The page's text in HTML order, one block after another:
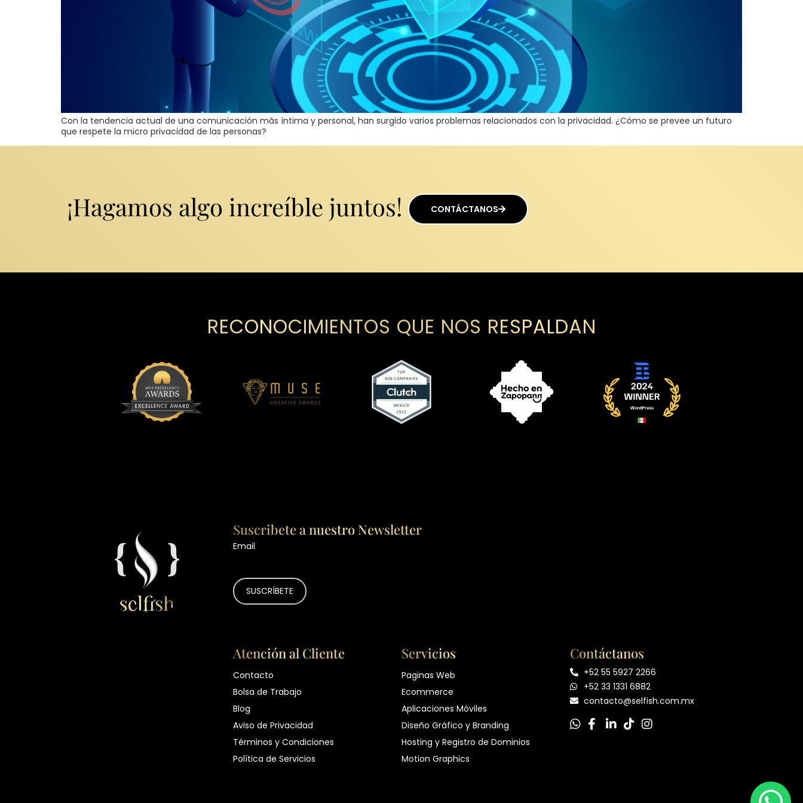
Con la tendencia actual de una comunicación más íntima y personal, han surgido varios problemas relacionados con la privacidad. ¿Cómo se prevee un futuro
que respete la micro privacidad de las personas?
¡Hagamos algo increíble juntos! CONTÁCTANOS
RECONOCIMIENTOS QUE NOS RESPALDAN
Suscribete a nuestro Newsletter
Email
Atención al Cliente
Contacto
Bolsa de Trabajo
Blog
Aviso de Privacidad
Términos y Condiciones
Política de Servicios
Servicios
Paginas Web
Ecommerce
Aplicaciones Móviles
Diseño Gráfico y Branding
Hosting y Registro de Dominios
Motion Graphics
Contáctanos
+52 55 5927 2266
+52 33 1331 6882
contacto@selfish.com.mx